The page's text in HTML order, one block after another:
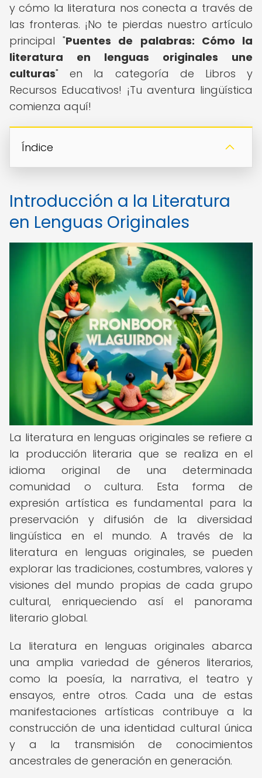
y cómo la literatura nos conecta a través de
las fronteras. ¡No te pierdas nuestro artículo
principal "Puentes de palabras: Cómo la
literatura en lenguas originales une
culturas" en la categoría de Libros y
Recursos Educativos! ¡Tu aventura lingüística
comienza aquí!
Índice
Introducción a la Literatura
en Lenguas Originales
La literatura en lenguas originales se refiere a
la producción literaria que se realiza en el
idioma original de una determinada
comunidad o cultura. Esta forma de
expresión artística es fundamental para la
preservación y difusión de la diversidad
lingüística en el mundo. A través de la
literatura en lenguas originales, se pueden
explorar las tradiciones, costumbres, valores y
visiones del mundo propias de cada grupo
cultural, enriqueciendo así el panorama
literario global.
La literatura en lenguas originales abarca
una amplia variedad de géneros literarios,
como la poesía, la narrativa, el teatro y
ensayos, entre otros. Cada una de estas
manifestaciones artísticas contribuye a la
construcción de una identidad cultural única
y a la transmisión de conocimientos
ancestrales de generación en generación.